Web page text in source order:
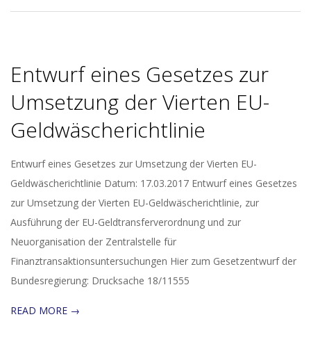
Entwurf eines Gesetzes zur
Umsetzung der Vierten EU-
Geldwäscherichtlinie
2017-
04-
20
Entwurf eines Gesetzes zur Umsetzung der Vierten EU-
Geldwäscherichtlinie Datum: 17.03.2017 Entwurf eines Gesetzes
zur Umsetzung der Vierten EU-Geldwäscherichtlinie, zur
Ausführung der EU-Geldtransferverordnung und zur
Neuorganisation der Zentralstelle für
Finanztransaktionsuntersuchungen Hier zum Gesetzentwurf der
Bundesregierung: Drucksache 18/11555
READ MORE →